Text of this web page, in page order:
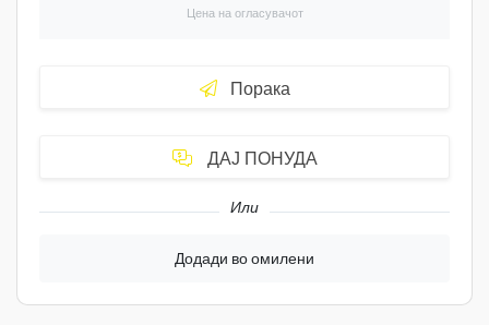
Цена на огласувачот
Порака
ДАЈ ПОНУДА
Или
Додади во омилени